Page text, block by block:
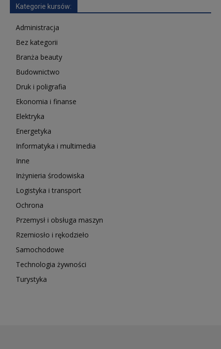
Kategorie kursów:
Administracja
Bez kategorii
Branża beauty
Budownictwo
Druk i poligrafia
Ekonomia i finanse
Elektryka
Energetyka
Informatyka i multimedia
Inne
Inżynieria środowiska
Logistyka i transport
Ochrona
Przemysł i obsługa maszyn
Rzemiosło i rękodzieło
Samochodowe
Technologia żywności
Turystyka